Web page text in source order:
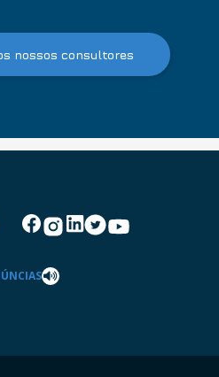
nossos consultores